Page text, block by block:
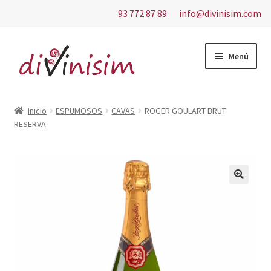
93 772 87 89 info@divinisim.com
al
contenido
Menú
Aviso Legal
Inicio ESPUMOSOS CAVAS
ROGER GOULART BRUT
RESERVA